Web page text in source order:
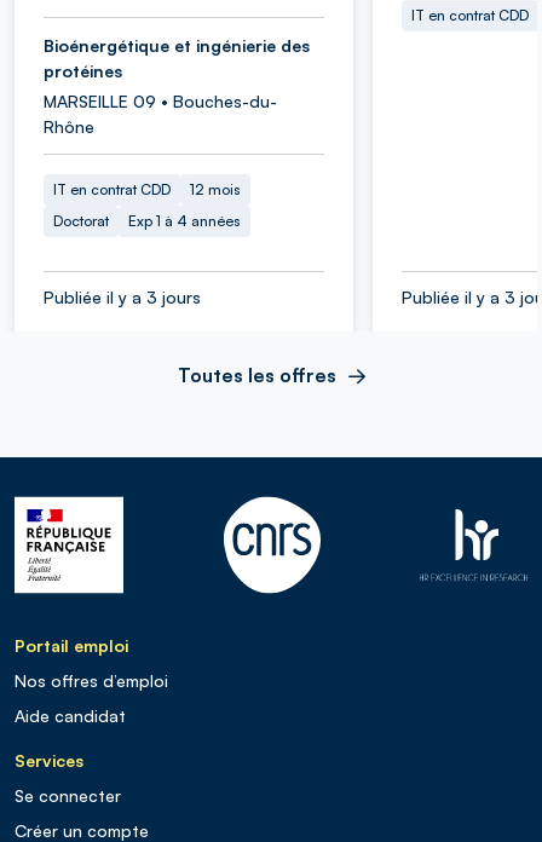
Bioénergétique et ingénierie des
protéines
MARSEILLE 09 • Bouches-du-
Rhône
IT en contrat CDD
12 mois
Doctorat
Exp 1 à 4 années
Publiée il y a 3 jours
IT en contrat CDD
Publiée il y a 3
Toutes les offres
Portail emploi
Nos offres d’emploi
Aide candidat
Services
Se connecter
Créer un compte